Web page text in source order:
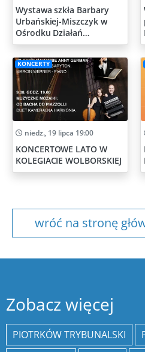
Wystawa szkła Barbary
Urbańskiej-Miszczyk w
Ośrodku Działań
Artystycznych
KONCERTY
niedz., 19 lipca 19:00
KONCERTOWE LATO W
KOLEGIACIE WOLBORSKIEJ
wróć na stronę
Zobacz więcej
PIOTRKÓW TRYBUNALSKI